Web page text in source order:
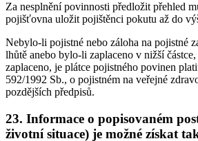
Za nesplnění povinnosti předložit přehled
pojišťovna uložit pojištěnci pokutu až do
Nebylo-li pojistné nebo záloha na pojistné
lhůtě anebo bylo-li zaplaceno v nižší
zaplaceno, je plátce pojistného povinen
592/1992 Sb., o pojistném na veřejné
pozdějších předpisů.
23. Informace o popisovaném
životní situace) je možné získat